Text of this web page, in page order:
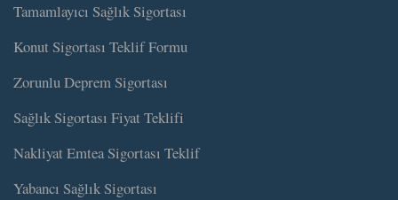
Tamamlayıcı Sağlık Sigortası
Konut Sigortası Teklif Formu
Zorunlu Deprem Sigortası
Sağlık Sigortası Fiyat Teklifi
Nakliyat Emtea Sigortası Teklif
Yabancı Sağlık Sigortası